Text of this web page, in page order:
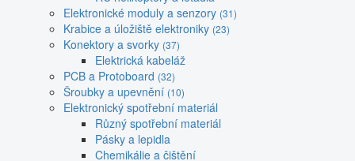
Elektronické moduly a senzory (31)
Krabice a úložiště elektroniky (23)
Konektory a svorky (37)
Elektrická kabeláž
PCB a Protoboard (32)
Šroubky a upevnění (10)
Elektronický spotřební materiál
Různý spotřební materiál
Pásky a lepidla
Chemikálie a čištění